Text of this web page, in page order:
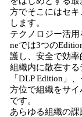
方でそこにはセ
します。
テクノロジー活
neでは3つの
護し、安全で効率
組織内に散在す
「DLP Edition」
方位で組織をサイ
です。
あらゆる組織の